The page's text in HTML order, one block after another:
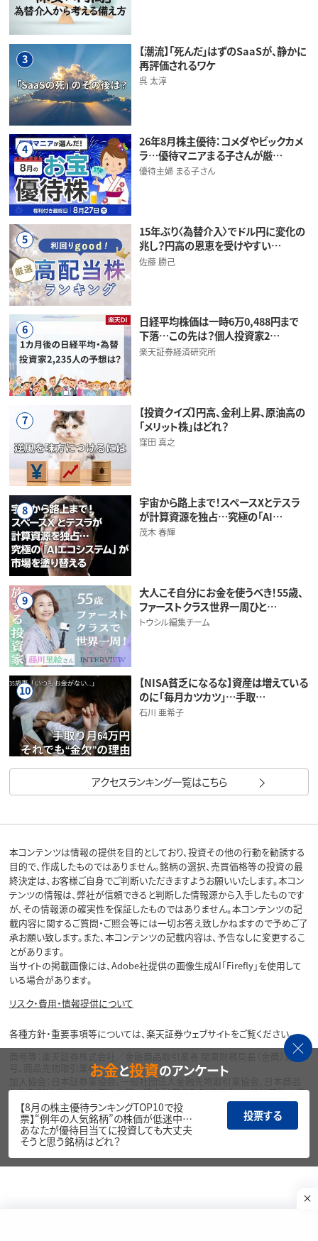
3
【潮流】「死んだ」はずのSaaSが、静かに
再評価されるワケ
呉 太淳
4
26年8月株主優待：コメダやビックカメ
ラ…優待マニアまる子さんが厳…
優待主婦 まる子さん
5
15年ぶり〈為替介入〉でドル円に変化の
兆し？円高の恩恵を受けやすい…
佐藤 勝己
6
日経平均株価は一時6万0,488円まで
下落…この先は？個人投資家2…
楽天証券経済研究所
7
【投資クイズ】円高、金利上昇、原油高の
「メリット株」はどれ？
窪田 真之
8
宇宙から路上まで！スペースXとテスラ
が計算資源を独占…究極の「AI…
茂木 春輝
9
大人こそ自分にお金を使うべき！55歳、
ファーストクラス世界一周ひと…
トウシル編集チーム
10
【NISA貧乏になるな】資産は増えている
のに「毎月カツカツ」…手取…
石川 亜希子
アクセスランキング一覧はこちら
本コンテンツは情報の提供を目的としており、投資その他の行動を勧誘する
目的で、作成したものではありません。銘柄の選択、売買価格等の投資の最
終決定は、お客様ご自身でご判断いただきますようお願いいたします。本コン
テンツの情報は、弊社が信頼できると判断した情報源から入手したものです
が、その情報源の確実性を保証したものではありません。本コンテンツの記
載内容に関するご質問・ご照会等には一切お答え致しかねますので予めご了
承お願い致します。また、本コンテンツの記載内容は、予告なしに変更するこ
とがあります。
当サイトの掲載画像には、Adobe社提供の画像生成AI「Firefly」を使用して
いる場合があります。
リスク・費用・情報提供について
各種方針・重要事項等については、楽天証券ウェブサイトをご覧ください。
商号等：楽天証券株式会社／金融商品取引業者 関東財務局長（金商）第195
号、商品先物取引業者
加入協会：日本証券業協会、一般社団法人金融先物取引業協会、日本商品
先物取引協会、一般社団法人第二種金融商品取引業協会、一般社団法人資
産運用業協会
Copyright©
1999-2026 Rakuten Securities, Inc. All
Rights Reserved.
お金と投資のアンケート
【8月の株主優待ランキングTOP10で投
票】“例年の人気銘柄”の株価が低迷中…
あなたが優待目当てに投資しても大丈夫
そうと思う銘柄はどれ？
投票する